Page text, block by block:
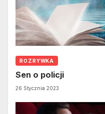
ROZRYWKA
Sen o policji
26 Stycznia 2023